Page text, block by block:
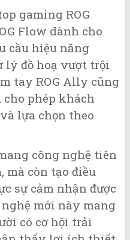
gaming ROG
Flow dành cho
cầu hiệu năng
lý đồ hoạ vượt trội
tay ROG Ally cũng
cho phép khách
lựa chọn theo
công nghệ tiên
mà còn tạo điều
sự cảm nhận được
mới này mang
có cơ hội trải